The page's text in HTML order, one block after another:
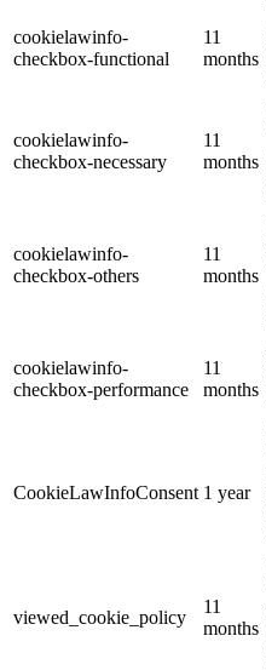
cookielawinfo-
checkbox-functional
11
months
cookielawinfo-
checkbox-necessary
11
months
cookielawinfo-
checkbox-others
11
months
cookielawinfo-
checkbox-performance
11
months
CookieLawInfoConsent 1 year
viewed_cookie_policy
11
months